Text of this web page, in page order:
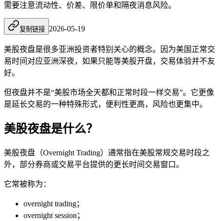
需要注意流动性、价差、限价单和隔夜消息风险。
复制链接 2026-05-19
美股夜盘是很多亚洲投资者特别关心的概念。因为美国正常交
易时间对应亚洲深夜，如果只能等美股开盘，交易体验并不友
好。
但夜盘并不是“美股市场全天都和正常时段一样交易”。它更像
是延长交易的一种特殊形式，便利性更高，风险也更集中。
美股夜盘是什么？
美股夜盘（Overnight Trading）通常指在美股常规交易时段之
外，部分券商或交易平台提供的更长时间交易窗口。
它常被称为：
overnight trading；
overnight session；